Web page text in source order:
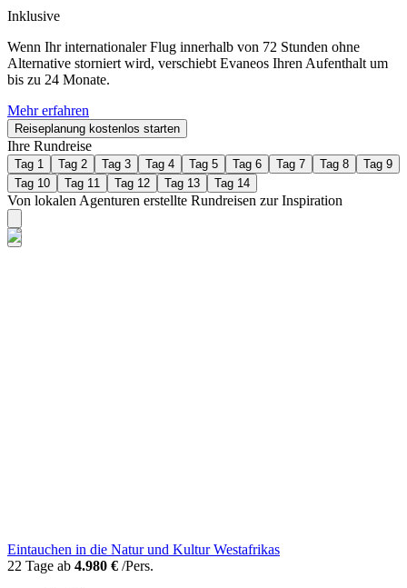
Inklusive
Wenn Ihr internationaler Flug innerhalb von 72 Stunden ohne
Alternative storniert wird, verschiebt Evaneos Ihren Aufenthalt um
bis zu 24 Monate.
Mehr erfahren
Reiseplanung kostenlos starten
Ihre Rundreise
Tag 1 Tag 2 Tag 3 Tag 4 Tag 5 Tag 6 Tag 7 Tag 8
Tag 9
Tag 10
Tag 11 Tag 12 Tag 13 Tag 14
Von lokalen Agenturen erstellte Rundreisen zur Inspiration
Eintauchen in die Natur und Kultur Westafrikas
22 Tage ab 4.980 € /Pers.